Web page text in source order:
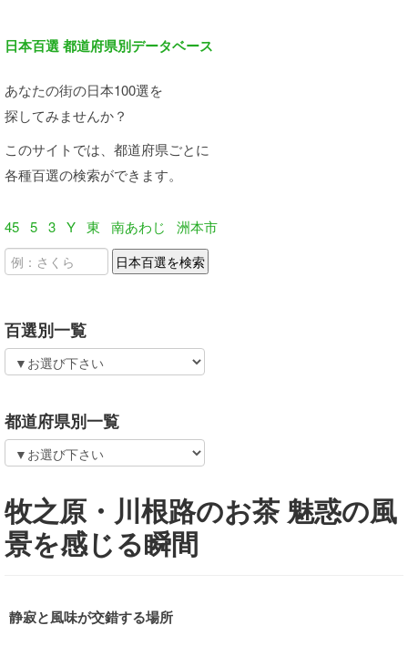
日本百選 都道府県別データベース
あなたの街の日本100選を
探してみませんか？
このサイトでは、都道府県ごとに
各種百選の検索ができます。
45 5 3 Y 東 南あわじ 洲本市
百選別一覧
都道府県別一覧
牧之原・川根路のお茶 魅惑の風
景を感じる瞬間
静寂と風味が交錯する場所